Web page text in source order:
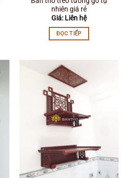
nhiên giá rẻ
Giá: Liên hệ
ĐỌC TIẾP